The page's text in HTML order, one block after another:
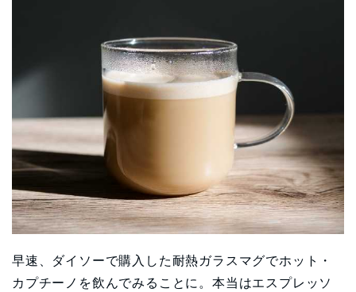
早速、ダイソーで購入した耐熱ガラスマグでホット・
カプチーノを飲んでみることに。本当はエスプレッソ